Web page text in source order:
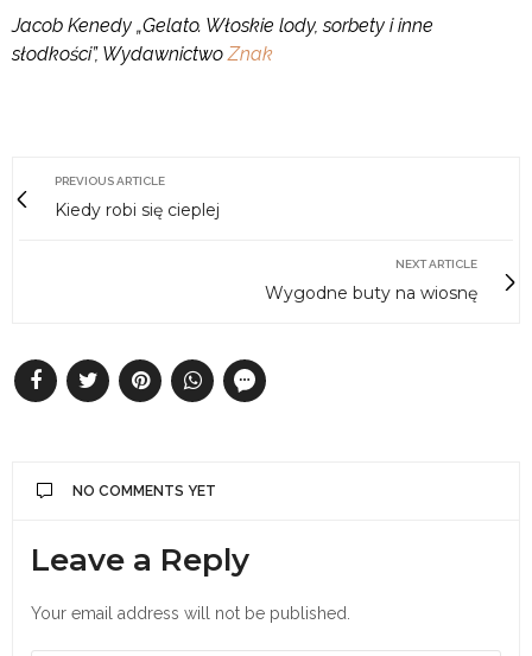
Jacob Kenedy „Gelato. Włoskie lody, sorbety i inne
słodkości”, WydawnictwoZnak
PREVIOUS ARTICLE
Kiedy robi się cieplej
NEXT ARTICLE
Wygodne buty na wiosnę
NO COMMENTS YET
Leave a Reply
Your email address will not be published.